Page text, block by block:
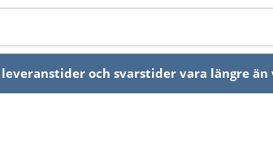
och svarstider vara längre